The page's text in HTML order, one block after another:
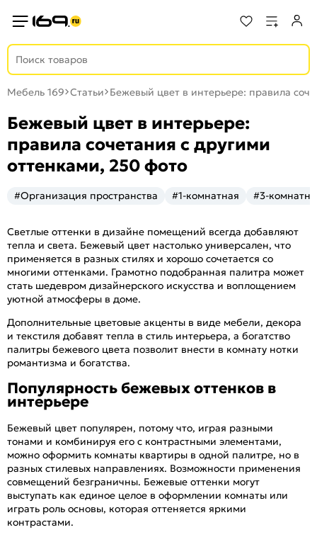
Мебель 169 Статьи Бежевый цвет в интерьере: правила
Бежевый цвет в интерьере:
правила сочетания с другими
оттенками, 250 фото
#Организация пространства #1-комнатная #3-
Светлые оттенки в дизайне помещений всегда добавляют
тепла и света. Бежевый цвет настолько универсален, что
применяется в разных стилях и хорошо сочетается со
многими оттенками. Грамотно подобранная палитра может
стать шедевром дизайнерского искусства и воплощением
уютной атмосферы в доме.
Дополнительные цветовые акценты в виде мебели, декора
и текстиля добавят тепла в стиль интерьера, а богатство
палитры бежевого цвета позволит внести в комнату нотки
романтизма и богатства.
Популярность бежевых оттенков в
интерьере
Бежевый цвет популярен, потому что, играя разными
тонами и комбинируя его с контрастными элементами,
можно оформить комнаты квартиры в одной палитре, но в
разных стилевых направлениях. Возможности применения
совмещений безграничны. Бежевые оттенки могут
выступать как единое целое в оформлении комнаты или
играть роль основы, которая оттеняется яркими
контрастами.